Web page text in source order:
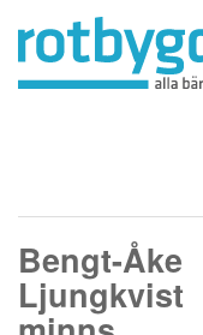
Bengt-Åke
Ljungkvist